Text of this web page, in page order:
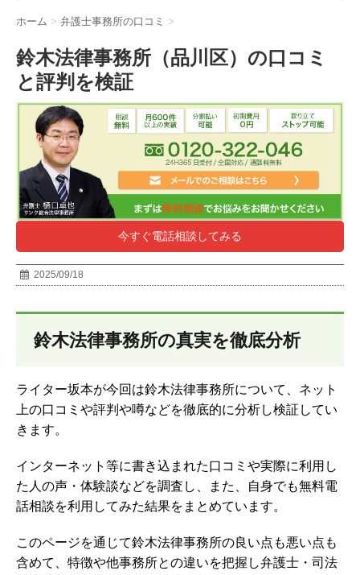
ホーム > 弁護士事務所の口コミ >
鈴木法律事務所（品川区）の口コミ
と評判を検証
今すぐ電話相談してみる
2025/09/18
鈴木法律事務所の真実を徹底分析
ライター坂本が今回は鈴木法律事務所について、ネット
上の口コミや評判や噂などを徹底的に分析し検証してい
きます。
インターネット等に書き込まれた口コミや実際に利用し
た人の声・体験談などを調査し、
また、自身でも無料電
話相談を利用してみた結果をまとめています。
このページを通じて鈴木法律事務所の良い点も悪い点も
含めて、特徴や他事務所との違いを把握し弁護士・司法